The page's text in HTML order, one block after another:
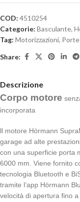
COD: 4510254
Categorie: Basculante,
Tag: Motorizzazioni,
Share:
Descrizione
Corpo motore
incorporata
ll motore Hörmann
garage ad alte
con una superficie porta
6000 mm. Viene fornito
tecnologia Bluetooth e
tramite l’app Hörmann
velocità di apertura fino